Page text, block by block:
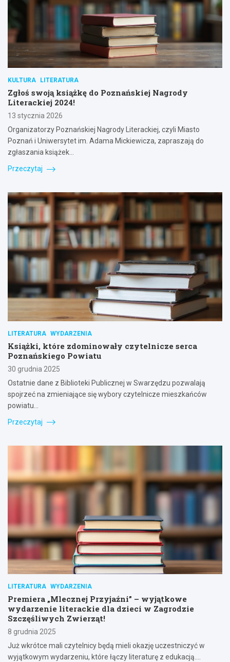
KULTURA LITERATURA
Zgłoś swoją książkę do Poznańskiej Nagrody
Literackiej 2024!
13 stycznia 2026
Organizatorzy Poznańskiej Nagrody Literackiej, czyli Miasto
Poznań i Uniwersytet im. Adama Mickiewicza, zapraszają do
zgłaszania książek…
Przeczytaj
LITERATURA WYDARZENIA
Książki, które zdominowały czytelnicze serca
Poznańskiego Powiatu
30 grudnia 2025
Ostatnie dane z Biblioteki Publicznej w Swarzędzu pozwalają
spojrzeć na zmieniające się wybory czytelnicze mieszkańców
powiatu…
Przeczytaj
LITERATURA WYDARZENIA
Premiera „Mlecznej Przyjaźni” – wyjątkowe
wydarzenie literackie dla dzieci w Zagrodzie
Szczęśliwych Zwierząt!
8 grudnia 2025
Już wkrótce mali czytelnicy będą mieli okazję uczestniczyć w
wyjątkowym wydarzeniu, które łączy literaturę z edukacją.…